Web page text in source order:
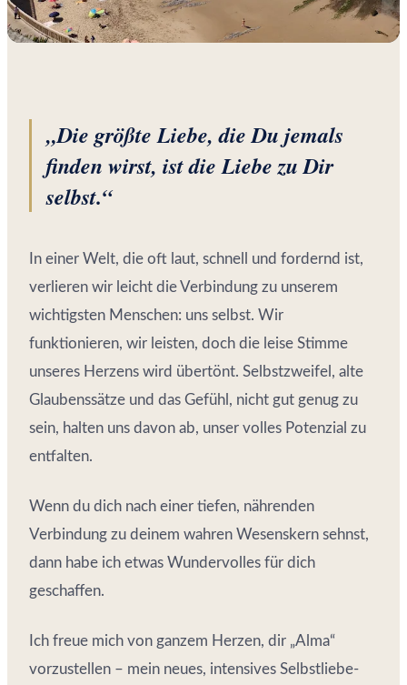
„Die größte Liebe, die Du jemals
finden wirst, ist die Liebe zu Dir
selbst.“
In einer Welt, die oft laut, schnell und fordernd ist,
verlieren wir leicht die Verbindung zu unserem
wichtigsten Menschen: uns selbst. Wir
funktionieren, wir leisten, doch die leise Stimme
unseres Herzens wird übertönt. Selbstzweifel, alte
Glaubenssätze und das Gefühl, nicht gut genug zu
sein, halten uns davon ab, unser volles Potenzial zu
entfalten.
Wenn du dich nach einer tiefen, nährenden
Verbindung zu deinem wahren Wesenskern sehnst,
dann habe ich etwas Wundervolles für dich
geschaffen.
Ich freue mich von ganzem Herzen, dir „Alma“
vorzustellen – mein neues, intensives Selbstliebe-